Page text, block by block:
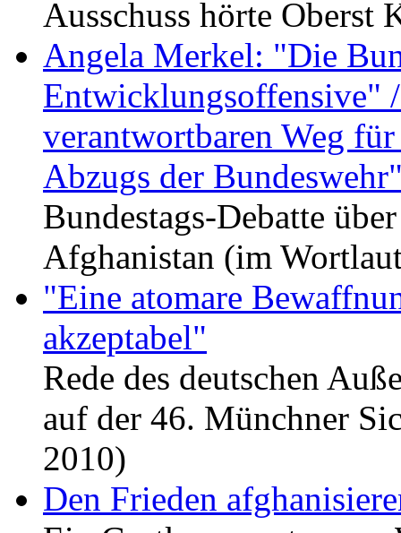
Ausschuss hörte Oberst
Angela Merkel: "Die
Entwicklungsoffensive"
verantwortbaren Weg
Abzugs der
Bundestags-Debatte
Afghanistan (im
"Eine atomare
akzeptabel"
Rede des deutschen
auf der 46. Münchner
2010)
Den Frieden